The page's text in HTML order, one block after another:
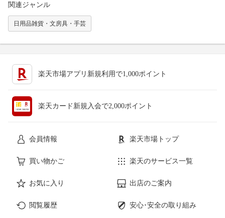
関連ジャンル
日用品雑貨・文房具・手芸
楽天市場アプリ新規利用で1,000ポイント
楽天カード新規入会で2,000ポイント
会員情報 楽天市場トップ
買い物かご 楽天のサービス一覧
お気に入り 出店のご案内
閲覧履歴 安心･安全の取り組み